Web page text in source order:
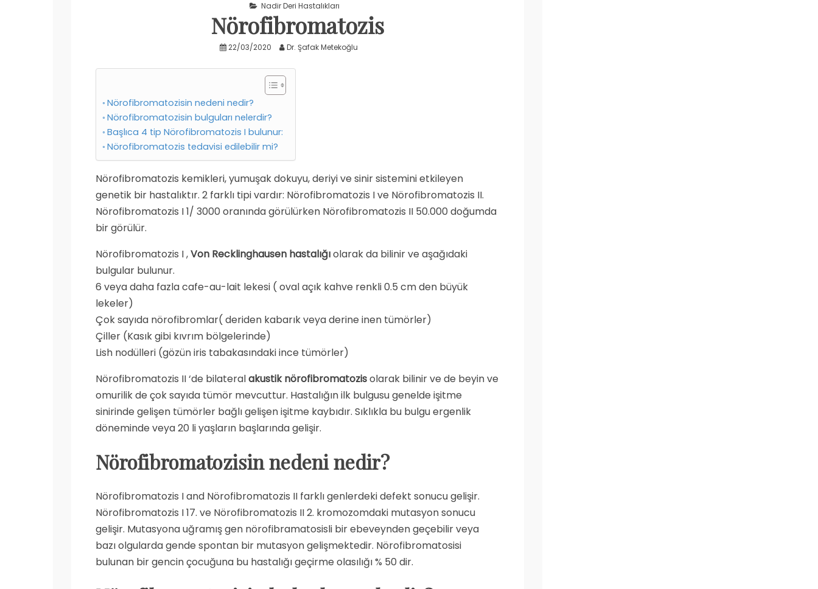
Nadir Deri Hastalıkları
Nörofibromatozis
22/03/2020 Dr. Şafak Metekoğlu
Nörofibromatozisin nedeni nedir?
Nörofibromatozisin bulguları nelerdir?
Başlıca 4 tip Nörofibromatozis I bulunur:
Nörofibromatozis tedavisi edilebilir mi?
Nörofibromatozis kemikleri, yumuşak dokuyu, deriyi ve sinir sistemini etkileyen
genetik bir hastalıktır. 2 farklı tipi vardır: Nörofibromatozis I ve Nörofibromatozis II.
Nörofibromatozis I 1/ 3000 oranında görülürken Nörofibromatozis II 50.000 doğumda
bir görülür.
Nörofibromatozis I ,Von Recklinghausen hastalığıolarak da bilinir ve aşağıdaki
bulgular bulunur.
6 veya daha fazla cafe-au-lait lekesi ( oval açık kahve renkli 0.5 cm den büyük
lekeler)
Çok sayıda nörofibromlar( deriden kabarık veya derine inen tümörler)
Çiller (Kasık gibi kıvrım bölgelerinde)
Lish nodülleri (gözün iris tabakasındaki ince tümörler)
Nörofibromatozis II ‘de bilateralakustik nörofibromatozisolarak bilinir ve de beyin ve
omurilik de çok sayıda tümör mevcuttur. Hastalığın ilk bulgusu genelde işitme
sinirinde gelişen tümörler bağlı gelişen işitme kaybıdır. Sıklıkla bu bulgu ergenlik
döneminde veya 20 li yaşların başlarında gelişir.
Nörofibromatozisin nedeni nedir?
Nörofibromatozis I and Nörofibromatozis II farklı genlerdeki defekt sonucu gelişir.
Nörofibromatozis I 17. ve Nörofibromatozis II 2. kromozomdaki mutasyon sonucu
gelişir. Mutasyona uğramış gen nörofibramatosisli bir ebeveynden geçebilir veya
bazı olgularda gende spontan bir mutasyon gelişmektedir. Nörofibromatosisi
bulunan bir gencin çocuğuna bu hastalığı geçirme olasılığı % 50 dir.